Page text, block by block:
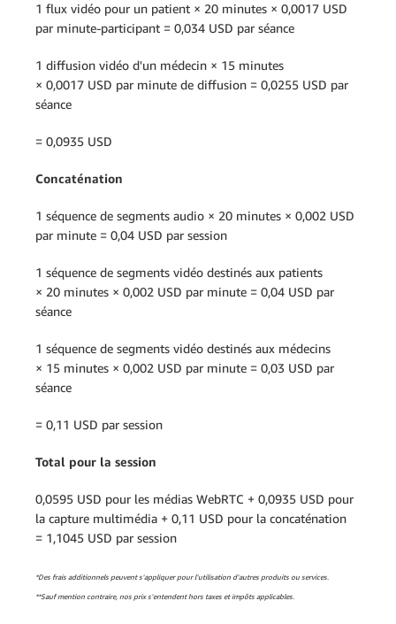
1 flux vidéo pour un patient × 20 minutes × 0,0017 USD
par minute-participant = 0,034 USD par séance
1 diffusion vidéo d'un médecin × 15 minutes
× 0,0017 USD par minute de diffusion = 0,0255 USD par
séance
= 0,0935 USD
Concaténation
1 séquence de segments audio × 20 minutes × 0,002 USD
par minute = 0,04 USD par session
1 séquence de segments vidéo destinés aux patients
× 20 minutes × 0,002 USD par minute = 0,04 USD par
séance
1 séquence de segments vidéo destinés aux médecins
× 15 minutes × 0,002 USD par minute = 0,03 USD par
séance
= 0,11 USD par session
Total pour la session
0,0595 USD pour les médias WebRTC + 0,0935 USD pour
la capture multimédia + 0,11 USD pour la concaténation
= 1,1045 USD par session
*Des frais additionnels peuvent s'appliquer pour l'utilisation d'autres produits ou services.
**Sauf mention contraire, nos prix s'entendent hors taxes et impôts applicables.